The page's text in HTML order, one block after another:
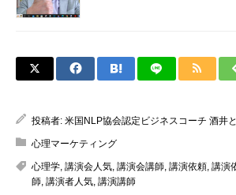
投稿者: 米国NLP協会認定ビジネスコーチ 酒井
心理マーケティング
心理学, 講演会人気, 講演会講師, 講演依頼, 講演
師, 講演者人気, 講演講師